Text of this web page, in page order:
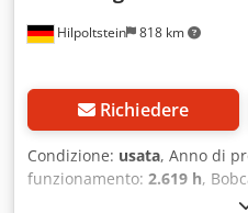
Hilpoltstein 818 km
Richiedere
Condizione: usata, Anno di
funzionamento: 2.619 h,
per pallet. Chodpfxszng Tko Af